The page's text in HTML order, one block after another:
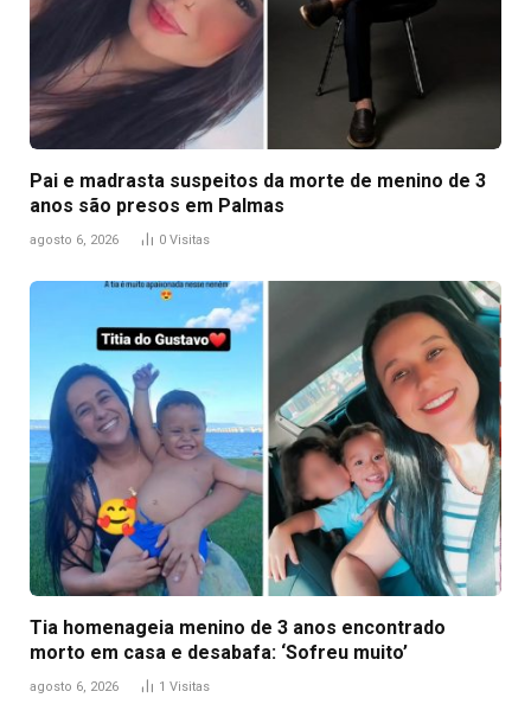
Pai e madrasta suspeitos da morte de menino de 3
anos são presos em Palmas
agosto 6, 2026 0 Visitas
Tia homenageia menino de 3 anos encontrado
morto em casa e desabafa: ‘Sofreu muito’
agosto 6, 2026 1 Visitas